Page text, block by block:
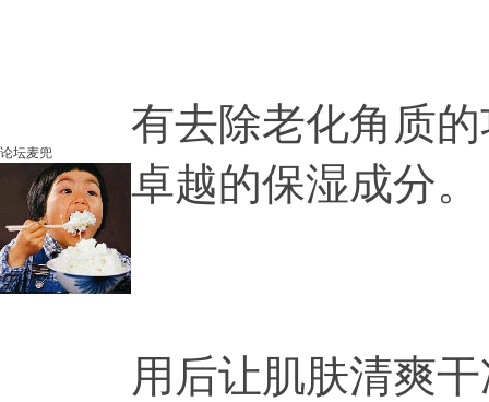
论坛麦兜
有去除老化角质
卓越的保湿成分。
用后让肌肤清爽